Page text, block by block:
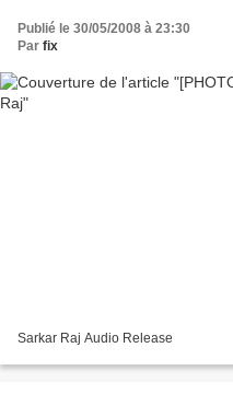
Publié le 30/05/2008 à 23:30
Par fix
Sarkar Raj Audio Release